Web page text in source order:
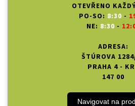
OTEVŘENO
PO-SO: 8:30 -
NE: 8:30 -
ADRESA:
ŠTÚROVA
PRAHA 4 -
147 00
Navigovat na